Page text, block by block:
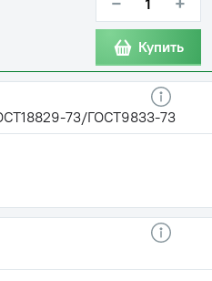
Купить
73/ГОСТ9833-73